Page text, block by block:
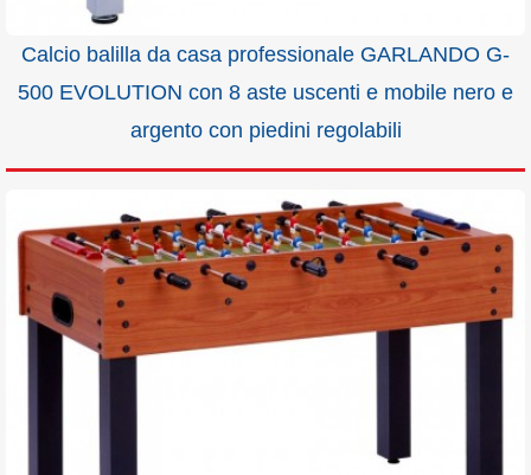
Calcio balilla da casa professionale GARLANDO G-
500 EVOLUTION con 8 aste uscenti e mobile nero e
argento con piedini regolabili